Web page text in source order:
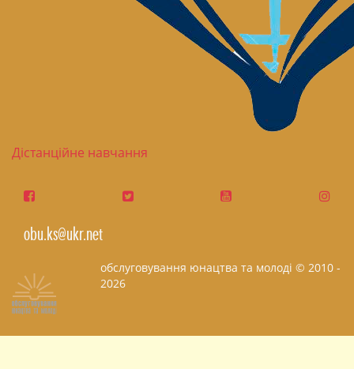
Дістанційне навчання
obu.ks@ukr.net
обслуговування юнацтва та молоді © 2010 -
2026